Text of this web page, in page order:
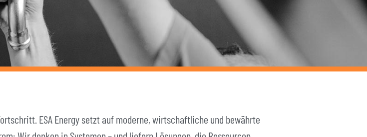
ESA Energy setzt auf moderne, wirtschaftliche und bewährte